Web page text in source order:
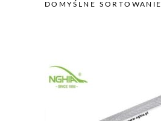
DOMYŚLNE SORTOWANIE